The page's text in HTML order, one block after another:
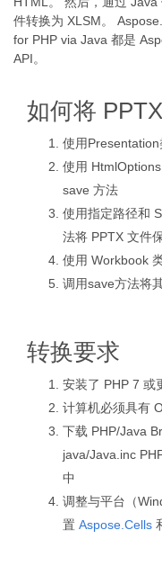
件转换为 XLSM。
for PHP via Java 都是
API。
如何将
使用
使用
save 方法
使用指定路径和
法将 PPTX 文件
使用 Workbook
调用save方法将
转换要求
安装了 PHP 7 或
计算机必须具有
下载 PHP/Java
java/Java.inc
中
调整与平台（
置 Aspose.Cells